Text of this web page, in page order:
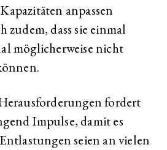
anpassen
zudem, dass sie einmal
möglicherweise nicht
fordert
Impulse, damit es
seien an vielen